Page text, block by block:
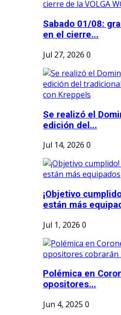
Sabado 01/08:
en el cierre...
Jul 27, 2026 0
Se realizó el
edición del...
Jul 14, 2026 0
¡Objetivo
están más
Jul 1, 2026 0
Polémica en
opositores...
Jun 4, 2025 0